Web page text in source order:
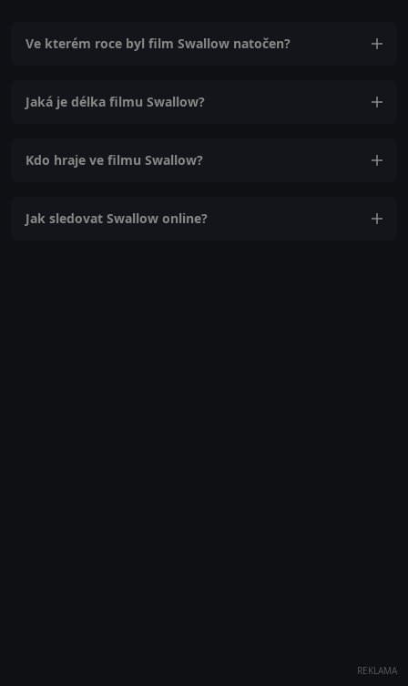
Ve kterém roce byl film Swallow natočen?
Jaká je délka filmu Swallow?
Kdo hraje ve filmu Swallow?
Jak sledovat Swallow online?
REKLAMA